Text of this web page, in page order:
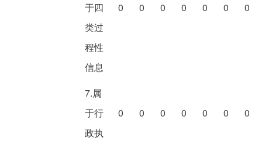
于四
类过
程性
信息
0 0 0 0 0 0 0
7.属
于行
政执
0 0 0 0 0 0 0